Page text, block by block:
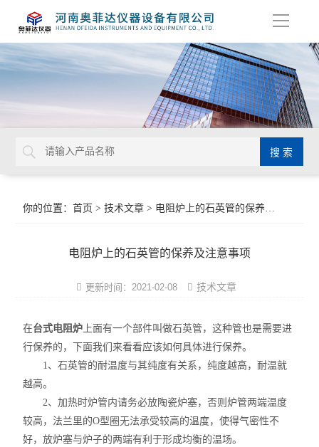
导
你的位置：首页 >技术文章 > 电阻炉上的石英管的保养及注意事项
电阻炉上的石英管的保养及注意事项
更新时间：2021-02-08 技术文章
在台式电阻炉 上面有一个部件叫做石英管，这种管也是需要进
行保养的，下面我们来看看应该如何具体进行保养。
1、石英管的耐温度与其纯度有关系，纯度越高，耐温就
越高。
2、加热时炉管内请务必放陶瓷炉塞，否则炉管两端温度
较高，法兰里的O型圈无法承受较高的温度，使得气密性不
好，放炉塞与炉子的两端有利于形成均衡的温场。